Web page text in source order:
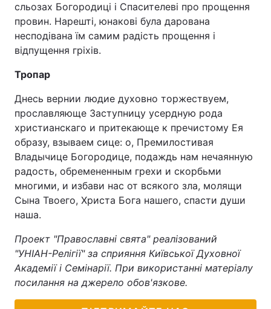
сльозах Богородиці і Спасителеві про прощення
провин. Нарешті, юнакові була дарована
несподівана їм самим радість прощення і
відпущення гріхів.
Тропар
Днесь вернии людие духовно торжествуем,
прославляюще Заступницу усердную рода
христианскаго и притекающе к пречистому Ея
образу, взываем сице: о, Премилостивая
Владычице Богородице, подаждь нам нечаянную
радость, обремененным грехи и скорбьми
многими, и избави нас от всякого зла, молящи
Сына Твоего, Христа Бога нашего, спасти души
наша.
Проект "Православні свята" реалізований
"УНІАН-Релігії" за сприяння Київської Духовної
Академії і Семінарії. При використанні матеріалу
посилання на джерело обов'язкове.